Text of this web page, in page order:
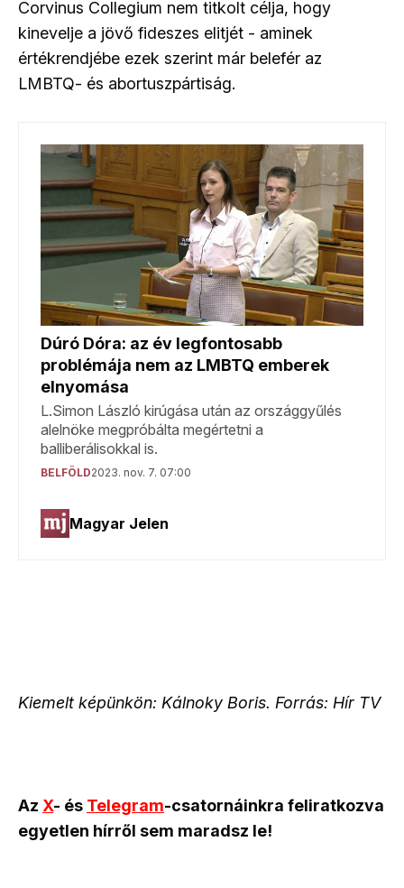
Corvinus Collegium nem titkolt célja, hogy
kinevelje a jövő fideszes elitjét - aminek
értékrendjébe ezek szerint már belefér az
LMBTQ- és abortuszpártiság.
Kiemelt képünkön: Kálnoky Boris. Forrás: Hír TV
Az X- és Telegram-csatornáinkra feliratkozva
egyetlen hírről sem maradsz le!